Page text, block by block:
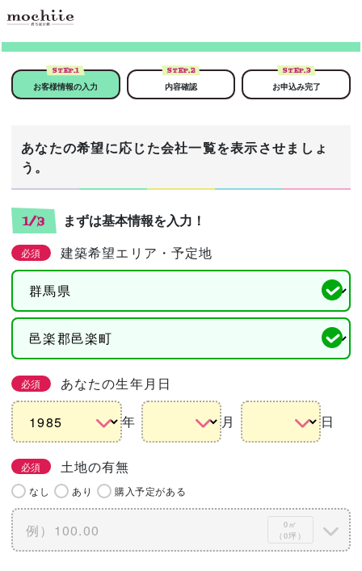
STEP.1
お客様情報の入力
STEP.2
内容確認
STEP.3
お申込み完了
あなたの希望に応じた会社一覧を表示させましょ
う。
1/3 まずは基本情報を入力！
必須 建築希望エリア・予定地
必須 あなたの生年月日
年 月 日
必須 土地の有無
なし あり 購入予定がある
0㎡
（0坪）